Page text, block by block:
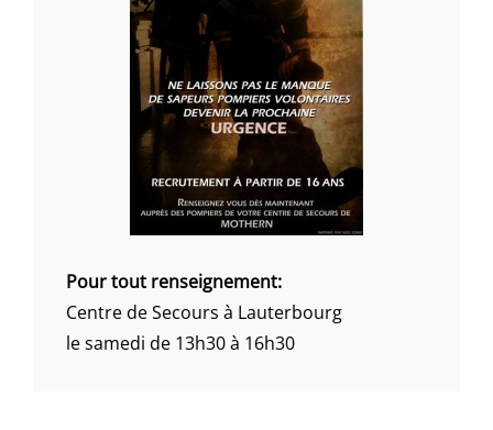
Pour tout renseignement:
Centre de Secours à Lauterbourg
le samedi de 13h30 à 16h30